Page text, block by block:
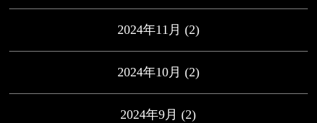
2024年11月 (2)
2024年10月 (2)
2024年9月 (2)